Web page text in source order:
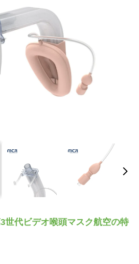
世代ビデオ喉頭マスク航空の特